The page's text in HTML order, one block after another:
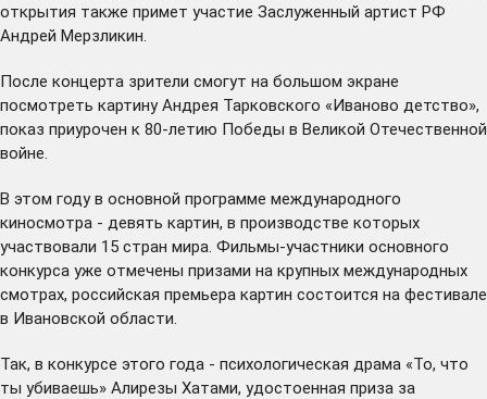
открытия также примет участие Заслуженный артист РФ
Андрей Мерзликин.
После концерта зрители смогут на большом экране
посмотреть картину Андрея Тарковского «Иваново детство»,
показ приурочен к 80-летию Победы в Великой Отечественной
войне.
В этом году в основной программе международного
киносмотра - девять картин, в производстве которых
участвовали 15 стран мира. Фильмы-участники основного
конкурса уже отмечены призами на крупных международных
смотрах, российская премьера картин состоится на фестивале
в Ивановской области.
Так, в конкурсе этого года - психологическая драма «То, что
ты убиваешь» Алирезы Хатами, удостоенная приза за